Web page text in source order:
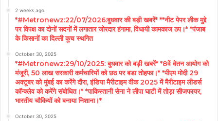
2 weeks ago
*#Metronewz:22/07/2026:बुधवार की बड़ी खबरें* **नीट पेपर लीक मुद्दे
पर विपक्ष का दोनों सदनों में लगातार जोरदार हंगामा, विधायी कामकाज ठप।* *पंजाब
के किसानों का दिल्ली कूच स्थगित
October 30, 2025
*#Metronewz:29/10/2025: बुधवार को बड़ी खबरें* *8वें वेतन आयोग को
मंजूरी, 50 लाख सरकारी कर्मचारियों को छठ पर बडा तोहफा।* *पीएम मोदी 29
अक्टूबर को मुंबई का करेंगे दौरा, इंडिया मैरीटाइम वीक 2025 में मैरीटाइम लीडर्स
कॉन्क्लेव को करेंगे संबोधित।* *पाकिस्तानी सेना ने लीपा घाटी में तोड़ा सीजफायर,
भारतीय चौकियों को बनाया निशाना।*
October 30, 2025